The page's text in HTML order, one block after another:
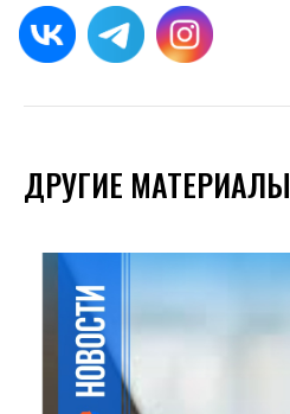
ДРУГИЕ МАТЕРИАЛЫ